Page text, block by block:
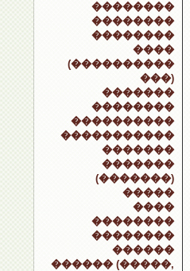
��������
��������
��������
����
(����������
���)
�������
��������
����������
�����������
�������
�������
(�������)
�����
����
��������
��������
������
������ (�����,